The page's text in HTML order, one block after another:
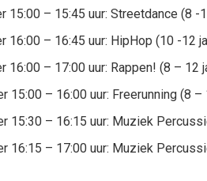
15:00 – 15:45 uur: Streetdance (8 -
16:00 – 16:45 uur: HipHop (10 -12
16:00 – 17:00 uur: Rappen! (8 – 12
15:00 – 16:00 uur: Freerunning (8 –
15:30 – 16:15 uur: Muziek
16:15 – 17:00 uur: Muziek